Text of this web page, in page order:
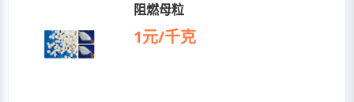
阻燃母粒
1元/千克